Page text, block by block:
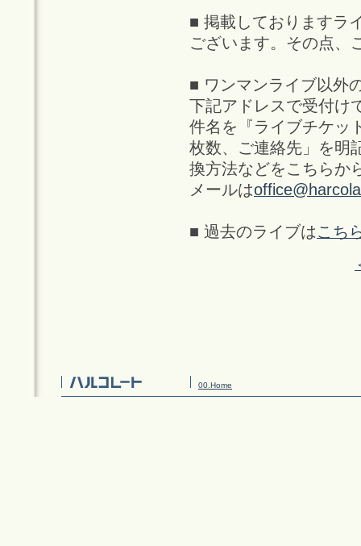
■ 掲載しておりますラ
ございます。その点、
■ ワンマンライブ以外
下記アドレスで受付け
件名を『ライブチケッ
枚数、ご連絡先」を明
換方法などをこちらか
メールは
■ 過去のライブはこち
00.Home